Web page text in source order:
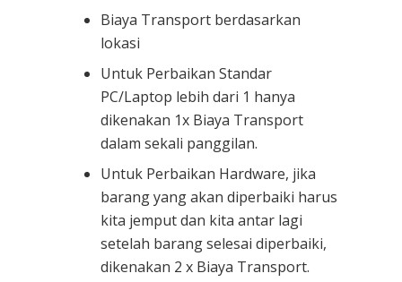
Biaya Transport berdasarkan
lokasi
Untuk Perbaikan Standar
PC/Laptop lebih dari 1 hanya
dikenakan 1x Biaya Transport
dalam sekali panggilan.
Untuk Perbaikan Hardware, jika
barang yang akan diperbaiki harus
kita jemput dan kita antar lagi
setelah barang selesai diperbaiki,
dikenakan 2 x Biaya Transport.